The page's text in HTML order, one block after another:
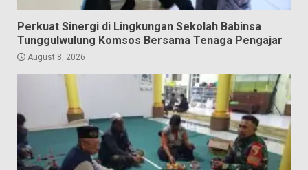
Perkuat Sinergi di Lingkungan Sekolah Babinsa
Tunggulwulung Komsos Bersama Tenaga Pengajar
August 8, 2026